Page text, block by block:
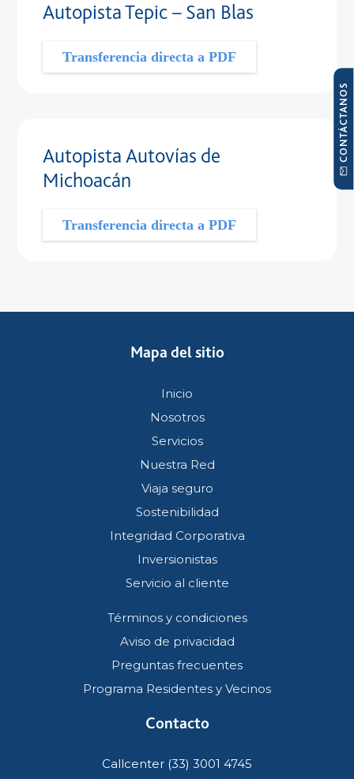
Autopista Tepic – San Blas
Transferencia directa a PDF
Autopista Autovías de
Michoacán
Transferencia directa a PDF
CONTÁCTANOS
Mapa del sitio
Inicio
Nosotros
Servicios
Nuestra Red
Viaja seguro
Sostenibilidad
Integridad Corporativa
Inversionistas
Servicio al cliente
Términos y condiciones
Aviso de privacidad
Preguntas frecuentes
Programa Residentes y Vecinos
Contacto
Callcenter (33) 3001 4745